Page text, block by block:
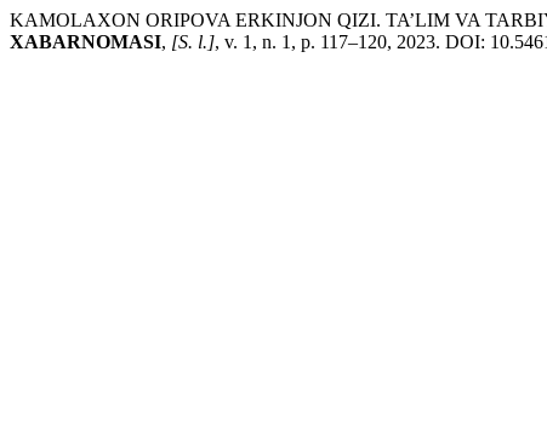
KAMOLAXON ORIPOVA ERKINJON QIZI. TA’LIM VA
XABARNOMASI, [S. l.], v. 1, n. 1, p. 117–120, 2023. DOI: